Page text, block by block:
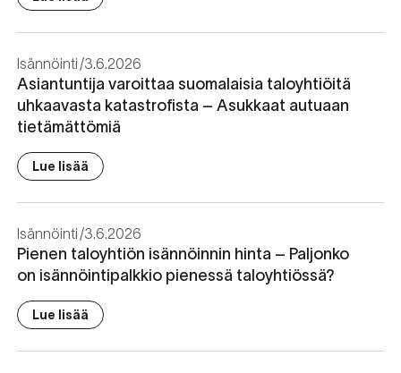
Isännöinti 3.6.2026
Asiantuntija varoittaa suomalaisia taloyhtiöitä
uhkaavasta katastrofista – Asukkaat autuaan
tietämättömiä
Lue lisää
Isännöinti 3.6.2026
Pienen taloyhtiön isännöinnin hinta – Paljonko
on isännöintipalkkio pienessä taloyhtiössä?
Lue lisää